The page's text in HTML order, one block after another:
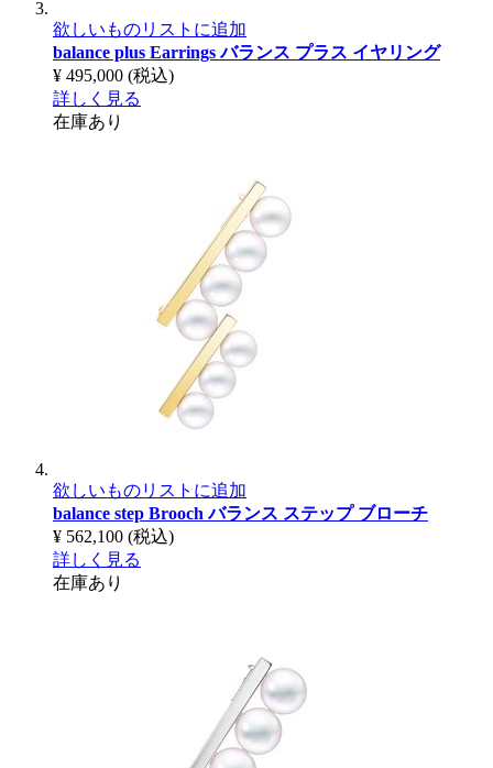
欲しいものリストに追加
balance plus Earringsバランス プラス イヤリング
¥ 495,000 (税込)
詳しく見る
在庫あり
欲しいものリストに追加
balance step Broochバランス ステップ ブローチ
¥ 562,100 (税込)
詳しく見る
在庫あり